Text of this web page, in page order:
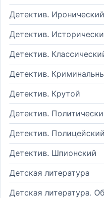
Детектив. Иронический
Детектив.
Детектив.
Детектив.
Детектив. Крутой
Детектив.
Детектив. Полицейский
Детектив. Шпионский
Детская литература
Детская литература.